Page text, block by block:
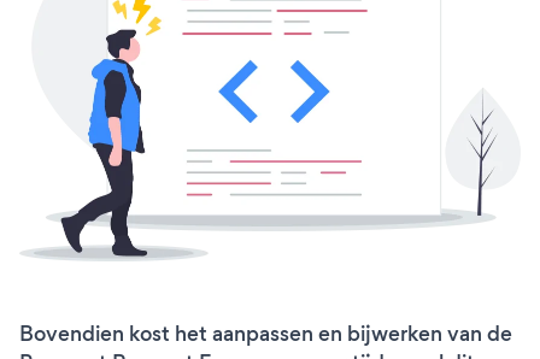
Bovendien kost het aanpassen en bijwerken van de